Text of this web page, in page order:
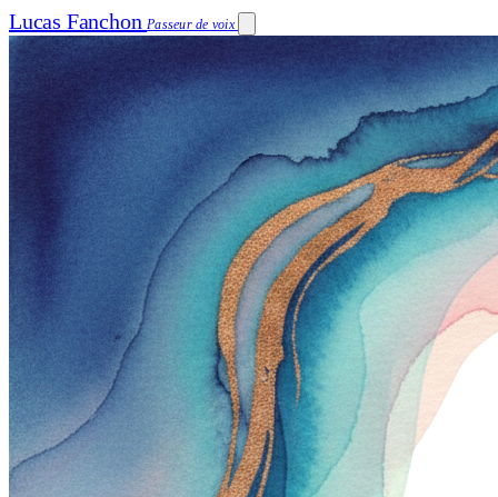
Lucas Fanchon Passeur de voix